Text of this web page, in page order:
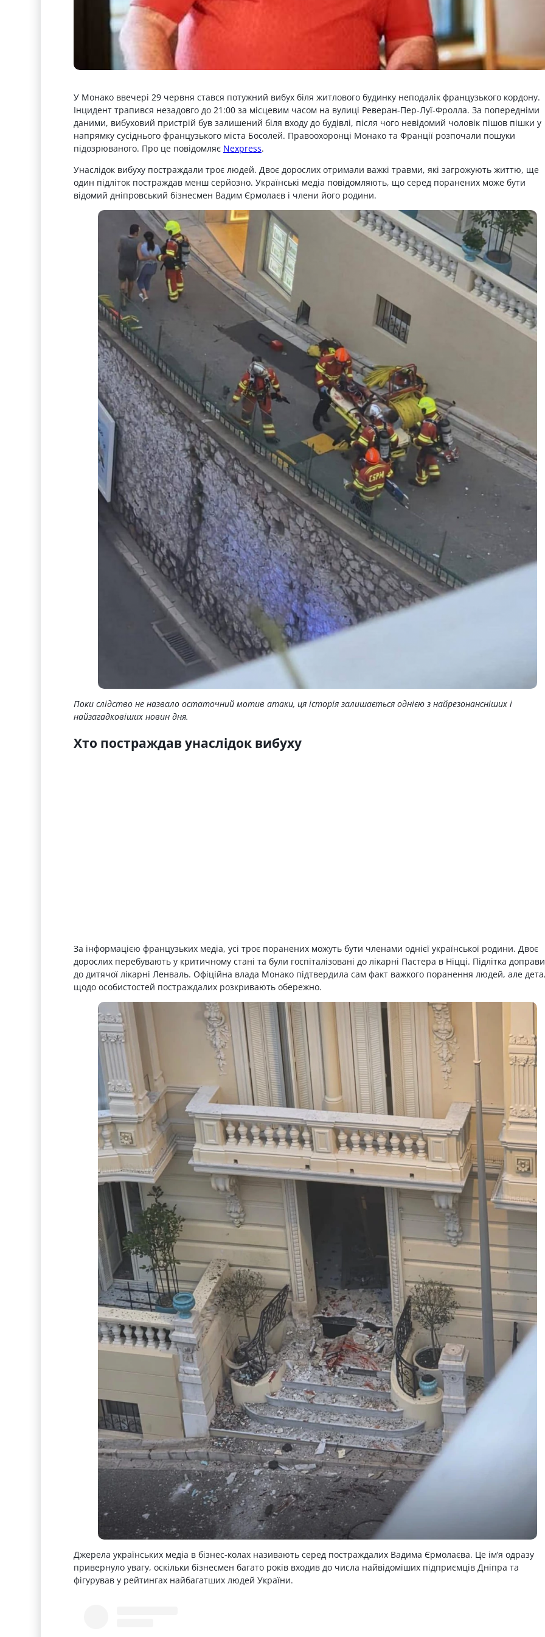
У Монако ввечері 29 червня стався потужний вибух біля житлового будинку неподалік французького кордону.
Інцидент трапився незадовго до 21:00 за місцевим часом на вулиці Реверан-Пер-Луї-Фролла. За попередніми
даними, вибуховий пристрій був залишений біля входу до будівлі, після чого невідомий чоловік пішов пішки у
напрямку сусіднього французького міста Босолей. Правоохоронці Монако та Франції розпочали пошуки
підозрюваного. Про це повідомляє Nexpress.
Унаслідок вибуху постраждали троє людей. Двоє дорослих отримали важкі травми, які загрожують життю, ще
один підліток постраждав менш серйозно. Українські медіа повідомляють, що серед поранених може бути
відомий дніпровський бізнесмен Вадим Єрмолаєв і члени його родини.
Поки слідство не назвало остаточний мотив атаки, ця історія залишається однією з найрезонансніших і
найзагадковіших новин дня.
Хто постраждав унаслідок вибуху
За інформацією французьких медіа, усі троє поранених можуть бути членами однієї української родини. Двоє
дорослих перебувають у критичному стані та були госпіталізовані до лікарні Пастера в Ніцці. Підлітка
до дитячої лікарні Ленваль. Офіційна влада Монако підтвердила сам факт важкого поранення людей, але
щодо особистостей постраждалих розкривають обережно.
Джерела українських медіа в бізнес-колах називають серед постраждалих Вадима Єрмолаєва. Це ім’я одразу
привернуло увагу, оскільки бізнесмен багато років входив до числа найвідоміших підприємців Дніпра та
фігурував у рейтингах найбагатших людей України.